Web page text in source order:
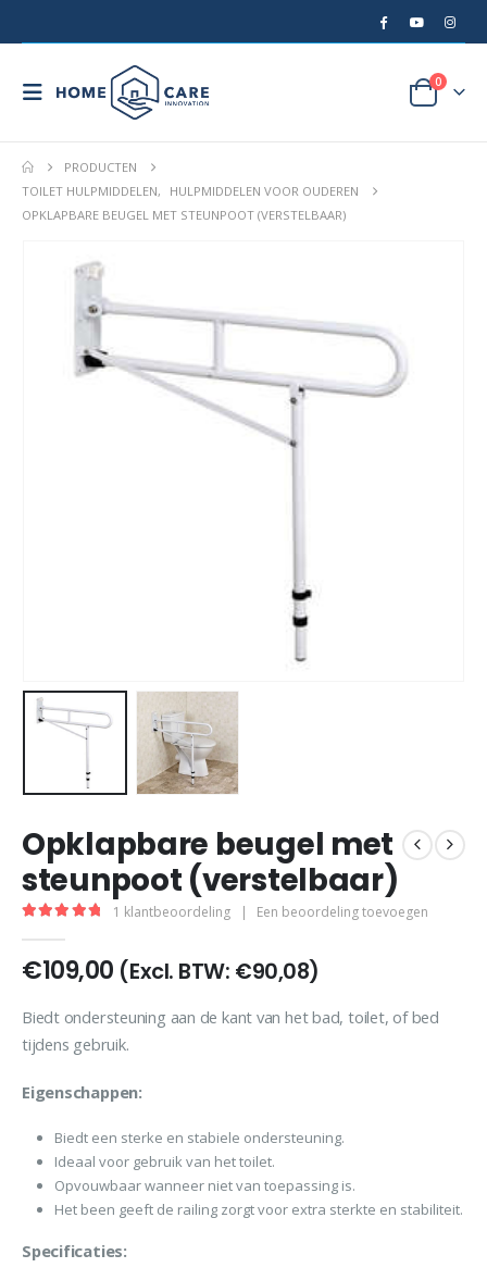
0
PRODUCTEN
TOILET HULPMIDDELEN,
HULPMIDDELEN VOOR OUDEREN
OPKLAPBARE BEUGEL MET STEUNPOOT (VERSTELBAAR)
Opklapbare beugel met
steunpoot (verstelbaar)
1 klantbeoordeling | Een beoordeling toevoegen
€109,00 (Excl. BTW: €90,08)
Biedt ondersteuning aan de kant van het bad, toilet, of bed
tijdens gebruik.
Eigenschappen:
Biedt een sterke en stabiele ondersteuning.
Ideaal voor gebruik van het toilet.
Opvouwbaar wanneer niet van toepassing is.
Het been geeft de railing zorgt voor extra sterkte en stabiliteit.
Specificaties: